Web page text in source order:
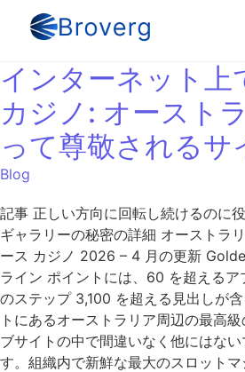
インターネット上
カジノ: オースト
って尊敬されるサ
Blog
記事 正しい方向に回転し続けるのに
ギャラリーの秘密の詳細 オーストラ
ース カジノ 2026 – 4 月の更新
ライン ポイントには、60 を超えるア
のステップ 3,100 を超える見出しが
トにあるオーストラリア周辺の最高
ブサイトの中で間違いなく他にはな
す。組織内で新鮮な最大のスロット